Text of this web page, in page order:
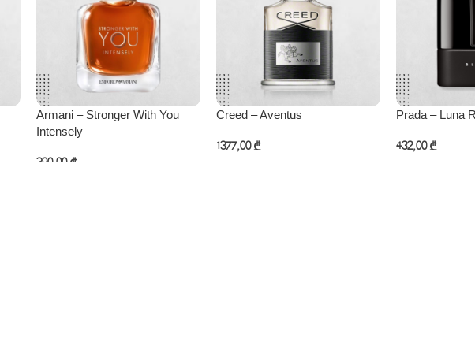
Armani – Stronger With You
Intensely
390,00 ₾
Creed – Aventus
1377,00 ₾
Prada – Luna
432,00 ₾